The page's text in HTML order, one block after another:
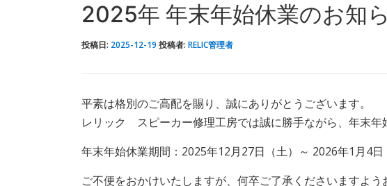
2025年 年末年始休業のお知
投稿日: 2025-12-19 投稿者: RELIC管理者
平素は格別のご高配を賜り、誠にありがとうございます。
レリック スピーカー修理工房では誠に勝手ながら、年末年
年末年始休業期間：2025年12月27日（土）～ 2026年1月4日
ご不便をおかけいたしますが、何卒ご了承くださいますよう